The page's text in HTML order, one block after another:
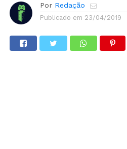
Por Redação
Publicado em 23/04/2019